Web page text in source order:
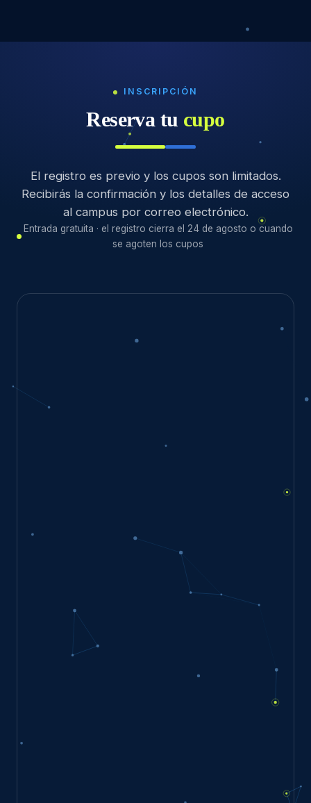
INSCRIPCIÓN
Reserva tu cupo
El registro es previo y los cupos son limitados.
Recibirás la confirmación y los detalles de acceso
al campus por correo electrónico.
Entrada gratuita · el registro cierra el 24 de agosto o cuando
se agoten los cupos